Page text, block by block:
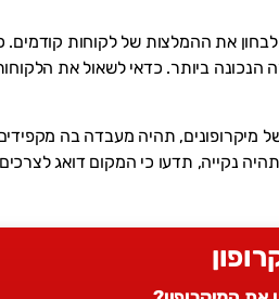
את ההמלצות של לקוחות קודמים.
ביותר. כדאי לשאול את
מיקרופונים, תהיה מעבדה בה
נקייה, תדעו כי המקום דואג